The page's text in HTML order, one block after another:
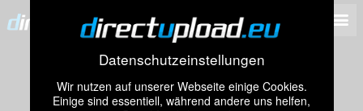
Datenschutzeinstellungen
Wir nutzen auf unserer Webseite einige Cookies.
Einige sind essentiell, während andere uns helfen,